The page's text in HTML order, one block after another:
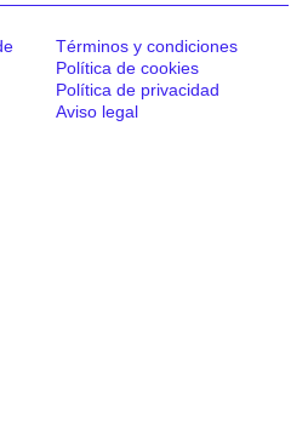
Términos y condiciones
Política de cookies
Política de privacidad
Aviso legal